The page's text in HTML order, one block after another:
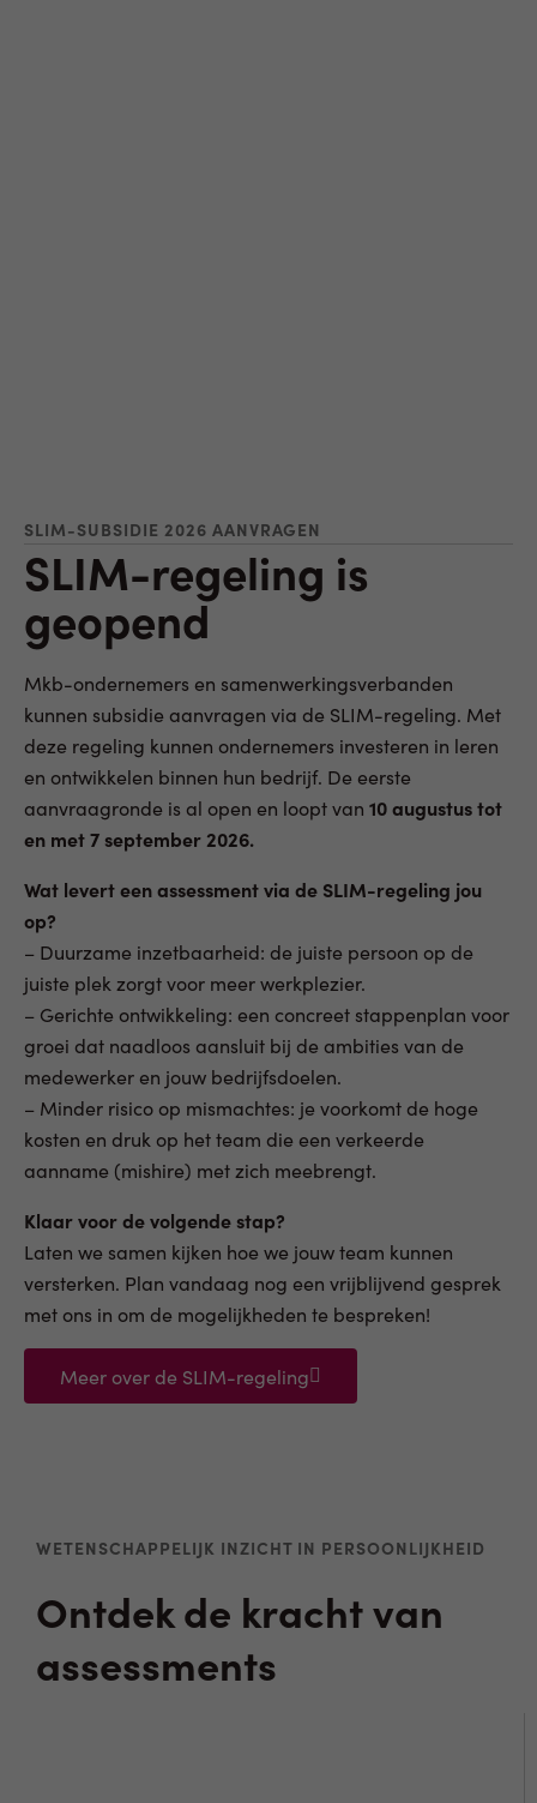
SLIM-SUBSIDIE 2026 AANVRAGEN
SLIM-regeling is
geopend
Mkb-ondernemers en samenwerkingsverbanden
kunnen subsidie aanvragen via de SLIM-regeling. Met
deze regeling kunnen ondernemers investeren in leren
en ontwikkelen binnen hun bedrijf. De eerste
aanvraagronde is al open en loopt van 10 augustus tot
en met 7 september 2026.
Wat levert een assessment via de SLIM-regeling jou
op?
– Duurzame inzetbaarheid: de juiste persoon op de
juiste plek zorgt voor meer werkplezier.
– Gerichte ontwikkeling: een concreet stappenplan voor
groei dat naadloos aansluit bij de ambities van de
medewerker en jouw bedrijfsdoelen.
– Minder risico op mismachtes: je voorkomt de hoge
kosten en druk op het team die een verkeerde
aanname (mishire) met zich meebrengt.
Klaar voor de volgende stap?
Laten we samen kijken hoe we jouw team kunnen
versterken. Plan vandaag nog een vrijblijvend gesprek
met ons in om de mogelijkheden te bespreken!
Meer over de SLIM-regeling
WETENSCHAPPELIJK INZICHT IN PERSOONLIJKHEID
Ontdek de kracht van
assessments